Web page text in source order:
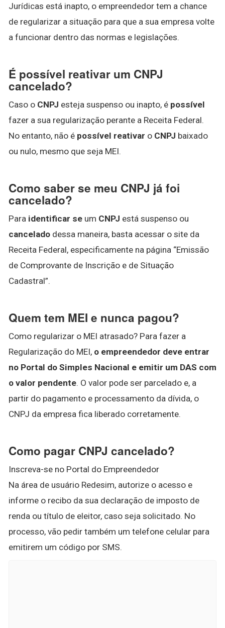
Jurídicas está inapto, o empreendedor tem a chance
de regularizar a situação para que a sua empresa volte
a funcionar dentro das normas e legislações.
É possível reativar um CNPJ
cancelado?
Caso o CNPJ esteja suspenso ou inapto, é possível
fazer a sua regularização perante a Receita Federal.
No entanto, não é possível reativar o CNPJ baixado
ou nulo, mesmo que seja MEI.
Como saber se meu CNPJ já foi
cancelado?
Para identificar se um CNPJ está suspenso ou
cancelado dessa maneira, basta acessar o site da
Receita Federal, especificamente na página “Emissão
de Comprovante de Inscrição e de Situação
Cadastral”.
Quem tem MEI e nunca pagou?
Como regularizar o MEI atrasado? Para fazer a
Regularização do MEI, o empreendedor deve entrar
no Portal do Simples Nacional e emitir um DAS com
o valor pendente. O valor pode ser parcelado e, a
partir do pagamento e processamento da dívida, o
CNPJ da empresa fica liberado corretamente.
Como pagar CNPJ cancelado?
Inscreva-se no Portal do Empreendedor
Na área de usuário Redesim, autorize o acesso e
informe o recibo da sua declaração de imposto de
renda ou título de eleitor, caso seja solicitado. No
processo, vão pedir também um telefone celular para
emitirem um código por SMS.